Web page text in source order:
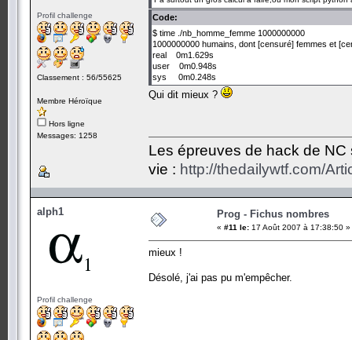
Profil challenge
Classement : 56/55625
Membre Héroïque
Hors ligne
Messages: 1258
Code:
$ time ./nb_homme_femme 1000000000
1000000000 humains, dont [censuré] femmes et
real 0m1.629s
user 0m0.948s
sys 0m0.248s
Qui dit mieux ?
Les épreuves de hack de
vie : http://thedailywtf.com/
alph1
Profil challenge
Prog - Fichus nombres
« #11 le: 17 Août 2007 à 17:38:50 »
mieux !
Désolé, j'ai pas pu m'empêcher.